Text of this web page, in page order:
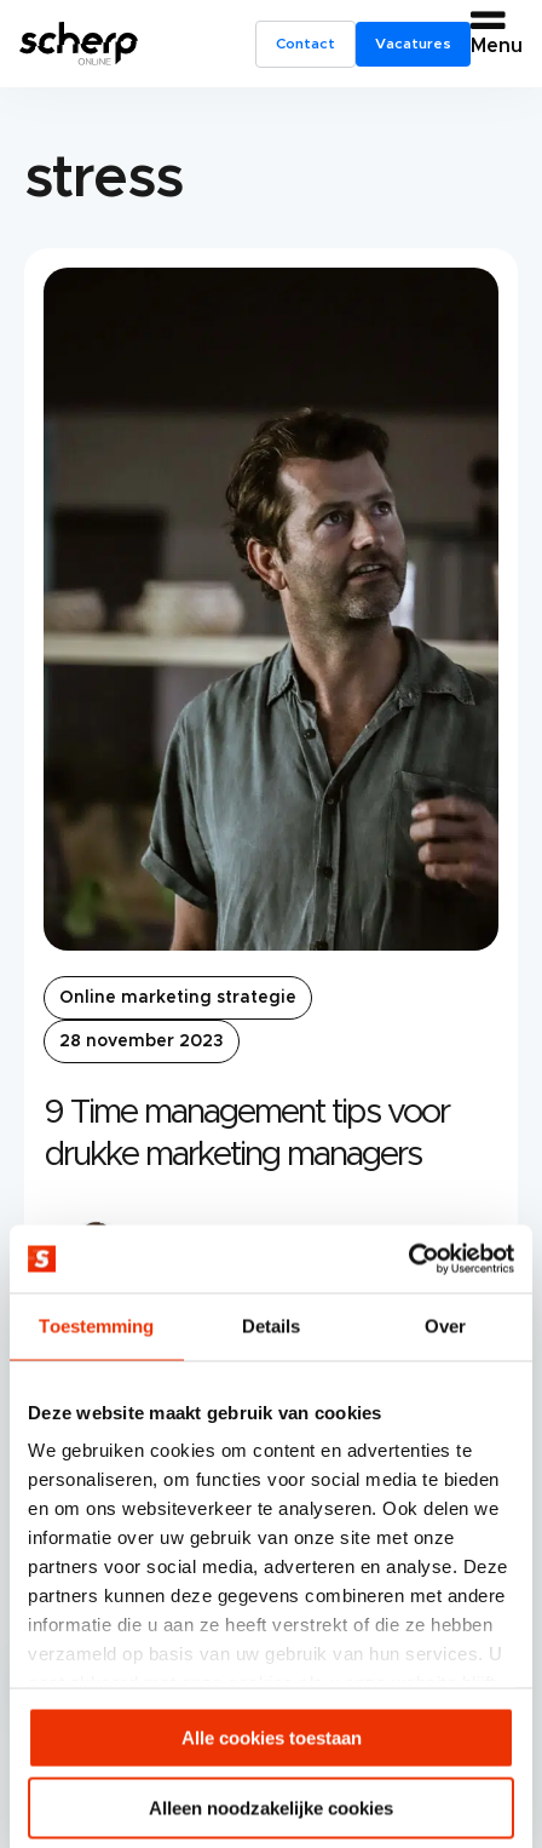
Toestemming Details Over
Deze website maakt gebruik van cookies
We gebruiken cookies om content en advertenties te
personaliseren, om functies voor social media te bieden
en om ons websiteverkeer te analyseren. Ook delen we
informatie over uw gebruik van onze site met onze
partners voor social media, adverteren en analyse. Deze
partners kunnen deze gegevens combineren met andere
informatie die u aan ze heeft verstrekt of die ze hebben
verzameld op basis van uw gebruik van hun services. U
gebruiken.
Alle cookies toestaan
Alleen noodzakelijke cookies
Contact Vacatures Menu
stress
Online marketing strategie
28 november 2023
9 Time management tips voor
drukke marketing managers
© SCHERPONLINE 2026
Volg ons op
Scherponline.nl BV.
Professor Doctor Dorgelolaan 14